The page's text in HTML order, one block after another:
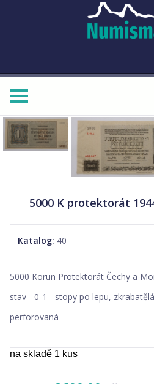
5000 K protektorát
Katalog: 40
5000 Korun Protektorát Čechy a
stav - 0-1 - stopy po lepu, zkrabatělá
perforovaná
na skladě 1 kus